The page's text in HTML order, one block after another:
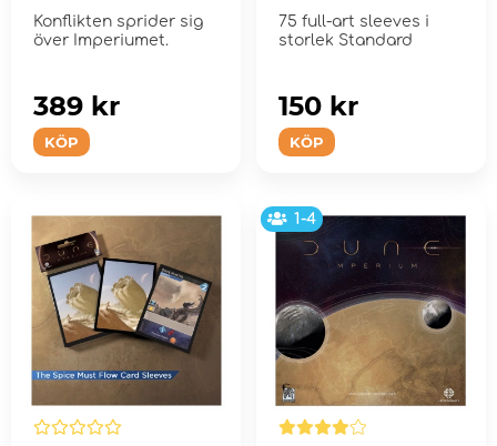
Konflikten sprider sig
över Imperiumet.
KÖP
389 kr
75 full-art sleeves i
storlek Standard
KÖP
150 kr
1-4